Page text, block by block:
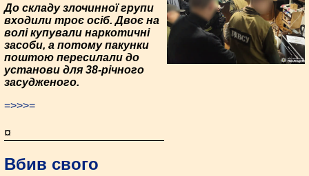
До складу злочинної групи
входили троє осіб. Двоє на
волі купували наркотичні
засоби, а потому пакунки
поштою пересилали до
установи для 38-річного
засудженого.
=>>>=
¤
Вбив свого